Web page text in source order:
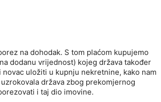
na dohodak. S tom plaćom kupujemo
dodanu vrijednost) kojeg država također
uložiti u kupnju nekretnine, kako nam
država zbog prekomjernog
i taj dio imovine.